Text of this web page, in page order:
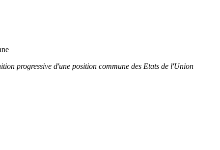
progressive d'une position commune des Etats de l'Union